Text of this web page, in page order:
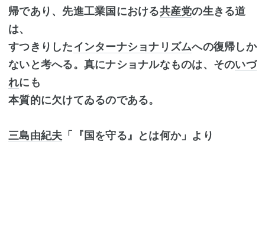
帰であり、先進工業国における共産党の生きる道
は、
すつきりしたインターナショナリズムへの復帰しか
ないと考へる。真にナショナルなものは、そのいづ
れにも
本質的に欠けてゐるのである。
三島由紀夫 「『国を守る』とは何か」より